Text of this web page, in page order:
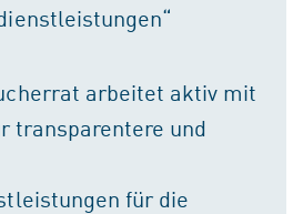
arbeitet aktiv mit
transparentere und
für die